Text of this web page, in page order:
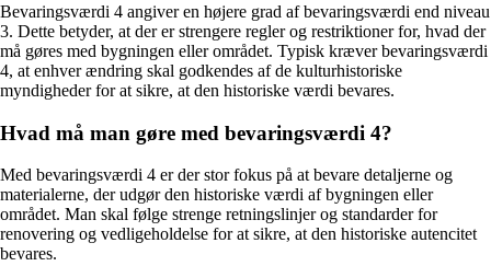
Bevaringsværdi 4 angiver en højere grad af bevaringsværdi end niveau
3. Dette betyder, at der er strengere regler og restriktioner for, hvad der
må gøres med bygningen eller området. Typisk kræver bevaringsværdi
4, at enhver ændring skal godkendes af de kulturhistoriske
myndigheder for at sikre, at den historiske værdi bevares.
Hvad må man gøre med bevaringsværdi 4?
Med bevaringsværdi 4 er der stor fokus på at bevare detaljerne og
materialerne, der udgør den historiske værdi af bygningen eller
området. Man skal følge strenge retningslinjer og standarder for
renovering og vedligeholdelse for at sikre, at den historiske autencitet
bevares.